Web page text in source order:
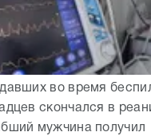
во время
скончался в
мужчина получил